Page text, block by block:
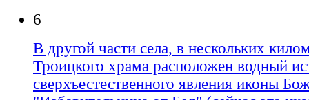
6
В другой части села, в нескольких
Троицкого храма расположен водный
сверхъестественного явления иконы